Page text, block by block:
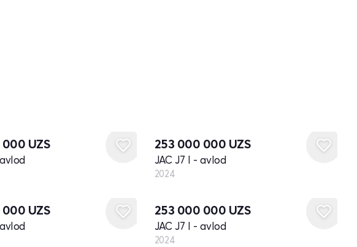
000 UZS 253 000 000 UZS
JAC J7 I - avlod
2024
000 UZS 253 000 000 UZS
JAC J7 I - avlod
2024